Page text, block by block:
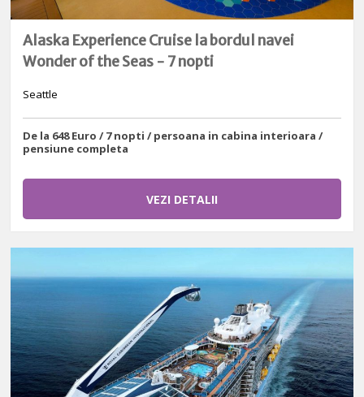
Alaska Experience Cruise la bordul navei
Wonder of the Seas - 7 nopti
Seattle
De la 648 Euro / 7 nopti / persoana in cabina interioara /
pensiune completa
VEZI DETALII